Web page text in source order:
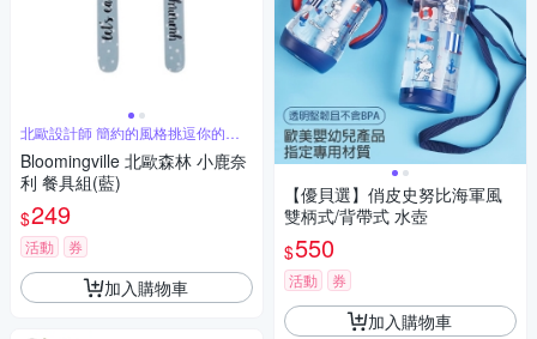
北歐設計師 簡約的風格挑逗你的味
蕾
Bloomingville 北歐森林 小鹿奈
利 餐具組(藍)
$249
活動 券
加入購物車
【優貝選】俏皮史努比海軍風
雙柄式/背帶式 水壺
$550
活動 券
加入購物車